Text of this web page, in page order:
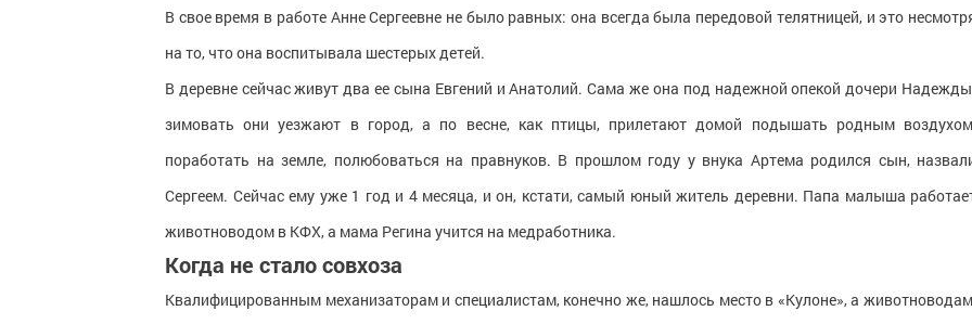
В свое время в работе Анне Сергеевне не было равных: она всегда была передовой телятницей, и это
на то, что она воспитывала шестерых детей.
В деревне сейчас живут два ее сына Евгений и Анатолий. Сама же она под надежной опекой дочери
зимовать они уезжают в город, а по весне, как птицы, прилетают домой подышать родным
поработать на земле, полюбоваться на правнуков. В прошлом году у внука Артема родился сын,
Сергеем. Сейчас ему уже 1 год и 4 месяца, и он, кстати, самый юный житель деревни. Папа малыша
животноводом в КФХ, а мама Регина учится на медработника.
Когда не стало совхоза
Квалифицированным механизаторам и специалистам, конечно же, нашлось место в «Кулоне», а